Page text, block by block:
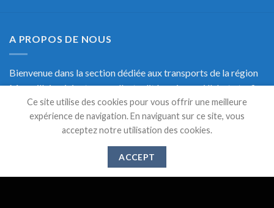
A PROPOS DE NOUS
Bienvenue dans la section dédiée aux transports de la région
Marseillaise, ici retrouvez l'actualité, mais aussi l'alerte trafic
en temps réel et une documentation précise sur les transports
de Marseille.
Ce site utilise des cookies pour vous offrir une meilleure
expérience de navigation. En naviguant sur ce site, vous
acceptez notre utilisation des cookies.
ACCEPT